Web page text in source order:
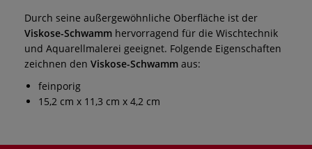
Durch seine außergewöhnliche Oberfläche ist der
Viskose-Schwamm hervorragend für die Wischtechnik
und Aquarellmalerei geeignet. Folgende Eigenschaften
zeichnen den Viskose-Schwamm aus:
feinporig
15,2 cm x 11,3 cm x 4,2 cm